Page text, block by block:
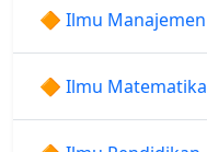
🔶 Ilmu Manajemen
🔶 Ilmu Matematika